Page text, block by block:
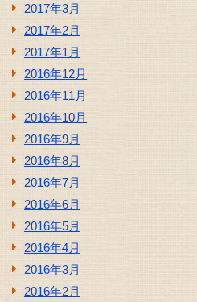
2017年3月
2017年2月
2017年1月
2016年12月
2016年11月
2016年10月
2016年9月
2016年8月
2016年7月
2016年6月
2016年5月
2016年4月
2016年3月
2016年2月